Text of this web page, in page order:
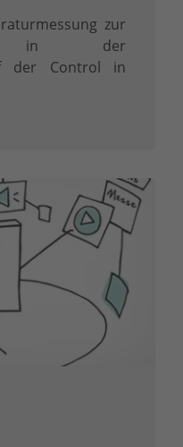
zur
in der
der Control in